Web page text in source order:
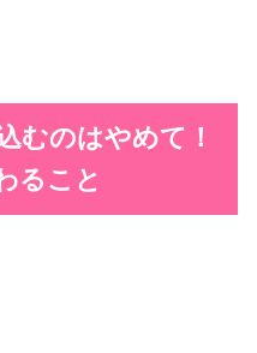
むのはやめて！
ること